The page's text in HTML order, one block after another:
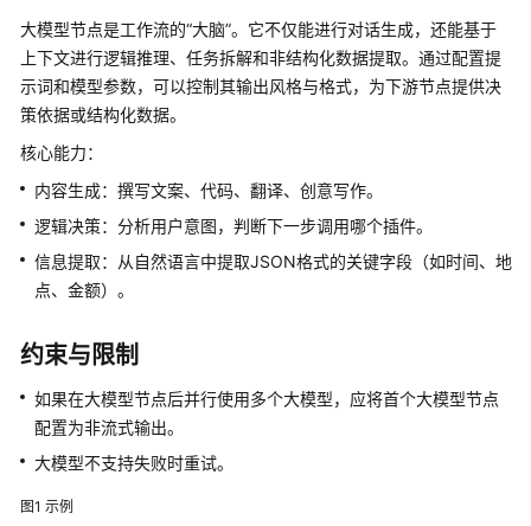
产
品
介
开
始
使
用
费
明
低
码
大模型节点是工作流的“大脑”。它不仅能进行对话生成，还能基于
上下文进行逻辑推理、任务拆解和非结构化数据提取。通过配置提
示词和模型参数，可以控制其输出风格与格式，为下游节点提供决
策依据或结构化数据。
核心能力：
内容生成：撰写文案、代码、翻译、创意写作。
逻辑决策：分析用户意图，判断下一步调用哪个插件。
信息提取：从自然语言中提取JSON格式的关键字段（如时间、地
点、金额）。
约束与限制
如果在大模型节点后并行使用多个大模型，应将首个大模型节点
配置为非流式输出。
大模型不支持失败时重试。
图1 示例